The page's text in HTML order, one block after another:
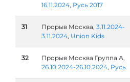
16.11.2024, Русь 2017
31 Прорыв Москва, 3.11.2024-
3.11.2024, Union Kids
32
Прорыв Москва Группа А,
26.10.2024-26.10.2024, Русь